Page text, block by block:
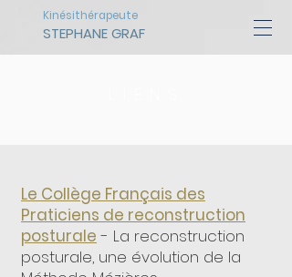
STEPHANE GRAF
Kinésithérapeute
Le Collège Français des
Praticiens de reconstruction
posturale - La reconstruction
posturale, une évolution de la